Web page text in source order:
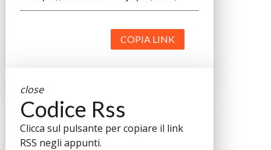
COPIA LINK
close
Codice Rss
Clicca sul pulsante per copiare il link
RSS negli appunti.